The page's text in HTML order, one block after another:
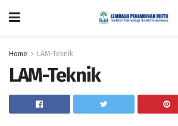
Home LAM-Teknik
LAM-Teknik